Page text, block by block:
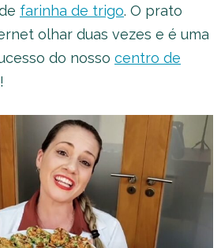
farinha de trigo. O prato
olhar duas vezes e é uma
do nosso centro de
!